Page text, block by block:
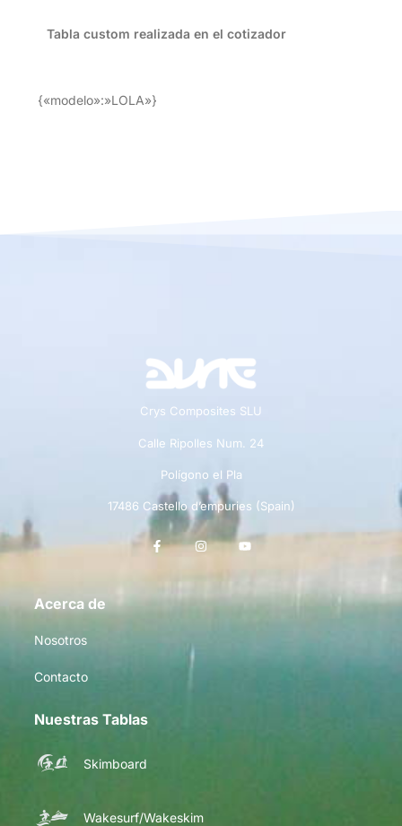
Tabla custom realizada en el cotizador
{«modelo»:»LOLA»}
Crys Composites SLU
Calle Ripolles Num. 24
Polígono el Pla
17486 Castello d’empuries (Spain)
Acerca de
Nosotros
Contacto
Nuestras Tablas
Skimboard
Wakesurf/Wakeskim